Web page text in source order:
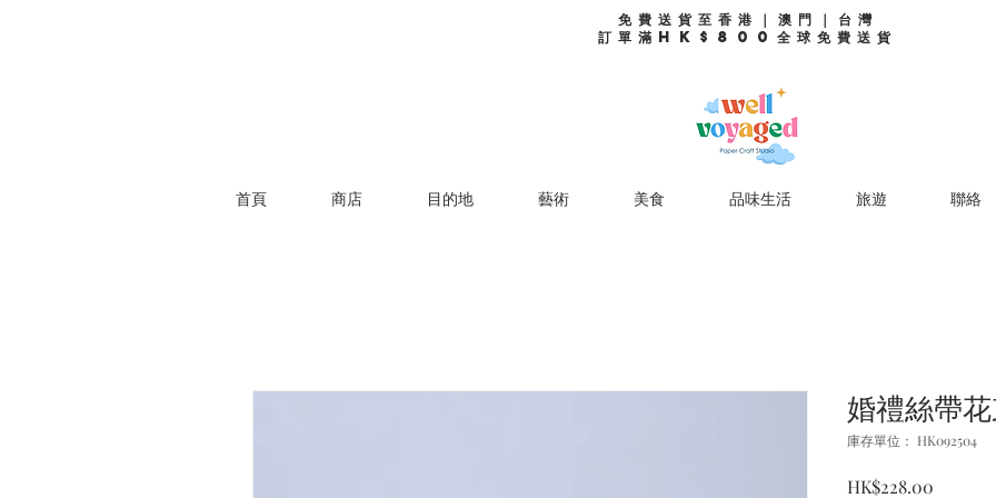
免費送貨至香港｜澳門｜台灣
訂單滿HK$800全球免費送貨
首頁 商店 目的地 藝術 美食 品味生活 旅遊 聯絡
婚禮絲帶
庫存單位： HK092504
HK$228.00